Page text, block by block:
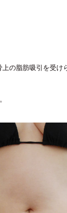
上の脂肪吸引を受け